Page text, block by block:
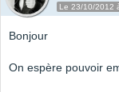
Le 23/10/2012
Bonjour
On espère pouvoir